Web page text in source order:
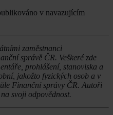
v navazujícím
zaměstnanci
správě ČR. Veškeré zde
prohlášení, stanoviska a
jakožto fyzických osob a v
Finanční správy ČR. Autoři
svoji odpovědnost.